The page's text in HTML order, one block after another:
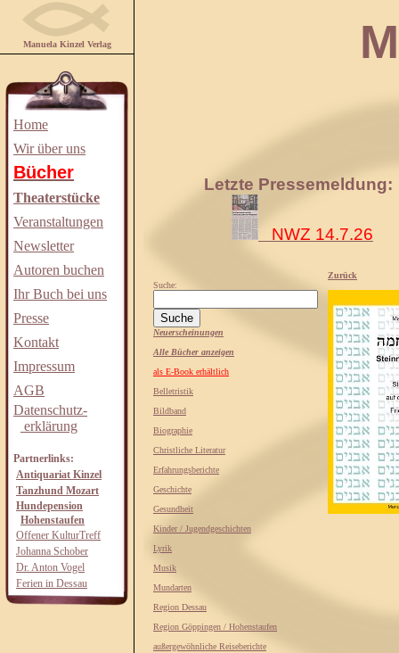
Manuela Kinzel Verlag
Home
Wir über uns
Bücher
Theaterstücke
Veranstaltungen
Newsletter
Autoren buchen
Ihr Buch bei uns
Presse
Kontakt
Impressum
AGB
Datenschutz-
erklärung
Partnerlinks:
Antiquariat Kinzel
Tanzhund Mozart
Hundepension
Hohenstaufen
Offener KulturTreff
Johanna Schober
Dr. Anton Vogel
Ferien in Dessau
Letzte Pressemeldung:
NWZ 14.7.26
Suche:
Neuerscheinungen
Alle Bücher anzeigen
als E-Book erhältlich
Belletristik
Bildband
Biographie
Christliche Literatur
Erfahrungsberichte
Geschichte
Gesundheit
Kinder / Jugendgeschichten
Lyrik
Musik
Mundarten
Region Dessau
Region Göppingen / Hohenstaufen
außergewöhnliche Reiseberichte
Zurück